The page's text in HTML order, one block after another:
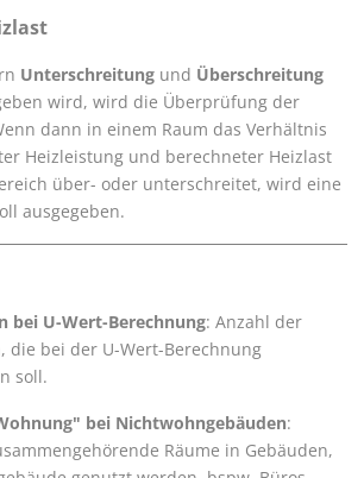
Unterschreitung und Überschreitung
wird, wird die Überprüfung der
dann in einem Raum das Verhältnis
Heizleistung und berechneter Heizlast
über- oder unterschreitet, wird eine
ausgegeben.
bei U-Wert-Berechnung: Anzahl der
die bei der U-Wert-Berechnung
soll.
bei Nichtwohngebäuden:
Räume in Gebäuden,